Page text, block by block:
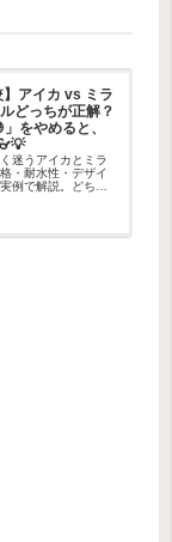
】アイカ vs ミラ
どっちが正解？
をやめると、
迷うアイカとミラ
・耐水性・デザイ
例で解説。どちら